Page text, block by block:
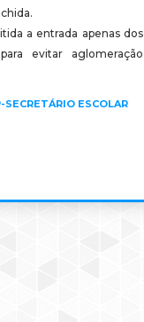
a entrada apenas dos
evitar aglomeração
ESCOLAR